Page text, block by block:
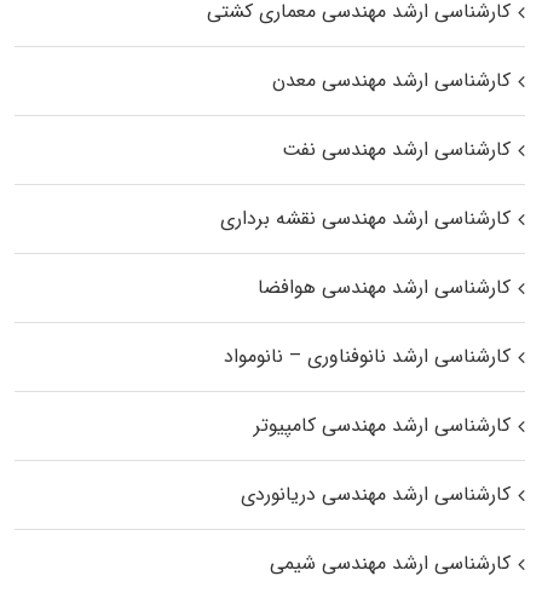
کارشناسی ارشد مهندسی معماری کشتی
کارشناسی ارشد مهندسی معدن
کارشناسی ارشد مهندسی نفت
کارشناسی ارشد مهندسی نقشه برداری
کارشناسی ارشد مهندسی هوافضا
کارشناسی ارشد نانوفناوری – نانومواد
کارشناسی ارشد مهندسی کامپیوتر
کارشناسی ارشد مهندسی دریانوردی
کارشناسی ارشد مهندسی شیمی